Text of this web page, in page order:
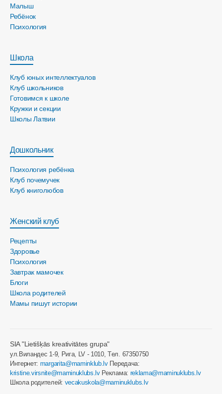
Малыш
Ребёнок
Психология
Школа
Клуб юных интеллектуалов
Клуб школьников
Готовимся к школе
Кружки и секции
Школы Латвии
Дошкольник
Психология ребёнка
Клуб почемучек
Клуб книголюбов
Женский клуб
Рецепты
Здоровье
Психология
Завтрак мамочек
Блоги
Школа родителей
Мамы пишут истории
SIA "Lietišķās kreativitātes grupa"
ул.Виландес 1-9, Рига, LV - 1010, Tел. 67350750
Интернет: margarita@maminklub.lvПередача:
kristine.virsnite@maminuklubs.lvРеклама: reklama@maminuklubs.lv
Школа родителей: vecakuskola@maminuklubs.lv